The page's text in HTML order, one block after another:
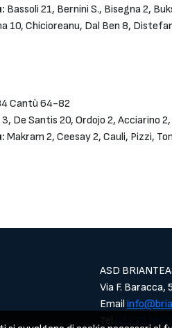
Bassoli 21, Bernini S., Bisegna 2,
10, Chicioreanu, Dal Ben 8,
Cantù 64-82
De Santis 20, Ordojo 2, Acciarino
Makram 2, Ceesay 2, Cauli, Pizzi,
ASD
Via F. Baracca,
Email